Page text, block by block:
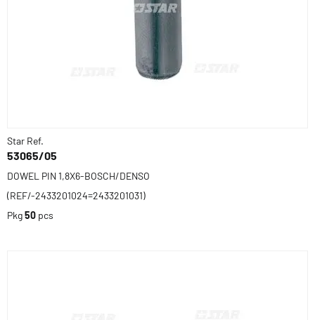
Star Ref.
53065/05
DOWEL PIN 1,8X6-BOSCH/DENSO
(REF/-2433201024=2433201031)
Pkg50 pcs